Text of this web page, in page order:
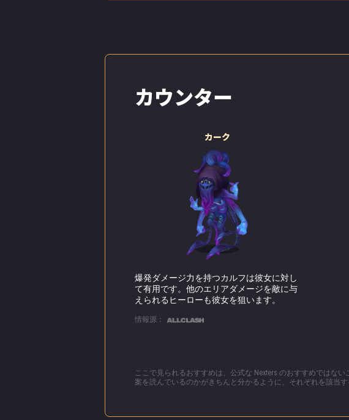
カウンター
カーク
爆発ダメージ力を持つカルフは彼女に対し
て有用です。他のエリアダメージを敵に与
えられるヒーローも彼女を狙います。
情報源：
ここで見られるおすすめは、公式な Nexters のおすすめではな
案を読んでいるのかがきちんと分かるように、それぞれを該当